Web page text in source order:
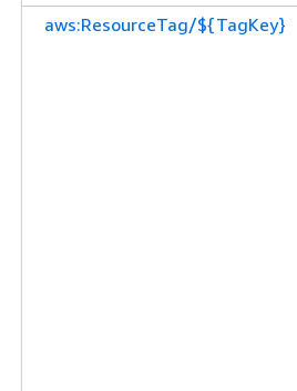
aws:ResourceTag/${TagKey}